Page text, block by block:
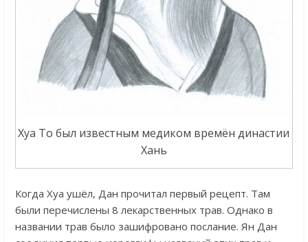
Хуа То был известным медиком времён династии
Хань
Когда Хуа ушёл, Дан прочитал первый рецепт. Там
были перечислены 8 лекарственных трав. Однако в
названии трав было зашифровано послание. Ян Дан